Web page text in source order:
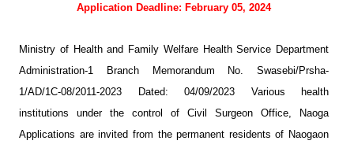
Application Deadline: February 05, 2024
Ministry of Health and Family Welfare Health Service Department
Administration-1 Branch Memorandum No. Swasebi/Prsha-
1/AD/1C-08/2011-2023 Dated: 04/09/2023 Various health
institutions under the control of Civil Surgeon Office, Naoga
Applications are invited from the permanent residents of Naogaon